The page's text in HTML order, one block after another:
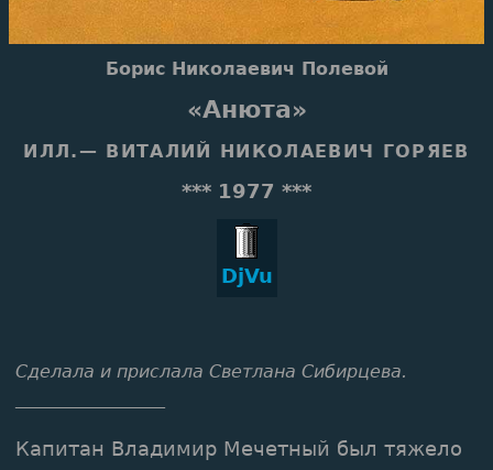
Борис Николаевич Полевой
«Анюта»
ИЛЛ.— ВИТАЛИЙ НИКОЛАЕВИЧ ГОРЯЕВ
*** 1977 ***
DjVu
Сделала и прислала Светлана Сибирцева.
Капитан Владимир Мечетный был тяжело